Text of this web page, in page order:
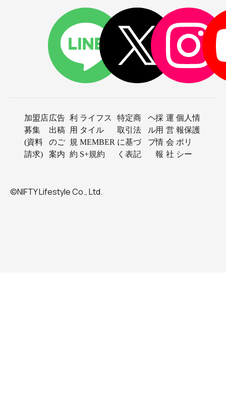
加盟店
募集
(資料
請求)
広告
出稿
のご
案内
利
用
規
約
ライフス
タイル
MEMBER
S+規約
特定商
取引法
に基づ
く表記
ヘ
ル
プ
採
用
情
報
運
営
会
社
個人情
報保護
ポリ
シー
©NIFTY Lifestyle Co., Ltd.